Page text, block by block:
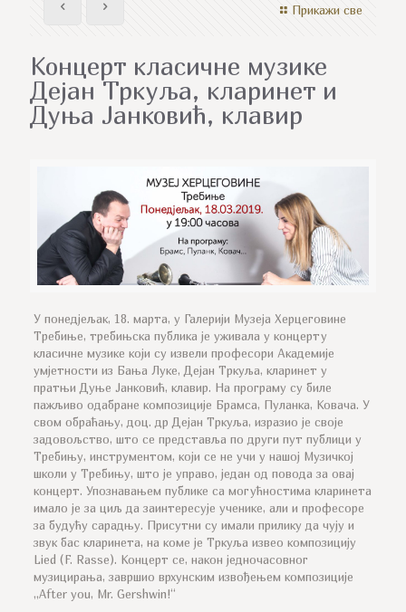
Прикажи све
Концерт класичне музике
Дејан Тркуља, кларинет и
Дуња Јанковић, клавир
У понедјељак, 18. марта, у Галерији Музеја Херцеговине
Требиње, требињска публика је уживала у концерту
класичне музике који су извели професори Академије
умјетности из Бања Луке, Дејан Тркуља, кларинет у
пратњи Дуње Јанковић, клавир. На програму су биле
пажљиво одабране композиције Брамса, Пуланка, Ковача. У
свом обраћању, доц. др Дејан Тркуља, изразио је своје
задовољство, што се представља по други пут публици у
Требињу, инструментом, који се не учи у нашој Музичкој
школи у Требињу, што је управо, један од повода за овај
концерт. Упознавањем публике са могућностима кларинета
имало је за циљ да заинтересује ученике, али и професоре
за будућу сарадњу. Присутни су имали прилику да чују и
звук бас кларинета, на коме је Тркуља извео композицију
Lied (F. Rasse). Концерт се, након једночасовног
музицирања, завршио врхунским извођењем композиције
„After you, Mr. Gershwin!“